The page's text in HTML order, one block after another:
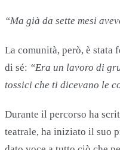
“Ma già da sette mesi
La comunità, però, è stata
di sé: “Era un lavoro di
tossici che ti dicevano le
Durante il percorso ha
teatrale, ha iniziato il suo